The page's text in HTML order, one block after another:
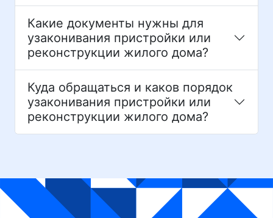
Какие документы нужны для
узаконивания пристройки или
реконструкции жилого дома?
Куда обращаться и каков порядок
узаконивания пристройки или
реконструкции жилого дома?